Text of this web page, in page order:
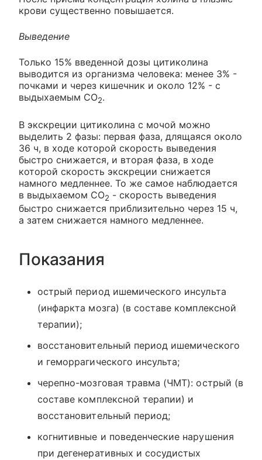
крови существенно повышается.
Выведение
Только 15% введенной дозы цитиколина
выводится из организма человека: менее 3% -
почками и через кишечник и около 12% - с
выдыхаемым СО2.
В экскреции цитиколина с мочой можно
выделить 2 фазы: первая фаза, длящаяся около
36 ч, в ходе которой скорость выведения
быстро снижается, и вторая фаза, в ходе
которой скорость экскреции снижается
намного медленнее. То же самое наблюдается
в выдыхаемом СО2 - скорость выведения
быстро снижается приблизительно через 15 ч,
а затем снижается намного медленнее.
Показания
острый период ишемического инсульта
(инфаркта мозга) (в составе комплексной
терапии);
восстановительный период ишемического
и геморрагического инсульта;
черепно-мозговая травма (ЧМТ): острый (в
составе комплексной терапии) и
восстановительный период;
когнитивные и поведенческие нарушения
при дегенеративных и сосудистых